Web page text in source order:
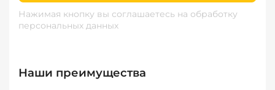
Нажимая кнопку вы соглашаетесь на обработку
персональных данных
Наши преимущества